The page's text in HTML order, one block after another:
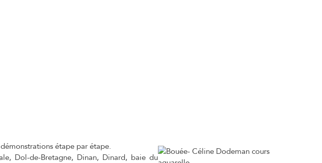
étape par étape.
Dol-de-Bretagne, Dinan, Dinard, baie du